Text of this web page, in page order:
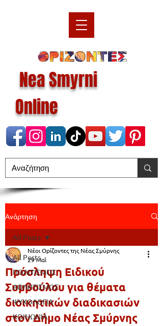
Nea Smyrni
Online
Ανάρτηση
All Posts
ΠΟΛΙΤΙΣΜΟΣ
ΑΘΛΗΤΙΣΜΟΣ
ΨΥΧΟΛΟΓΙΑ
ΚΟΙΝΩΝΙΑ
All Posts
Πρόσληψη Ειδικού
Συμβούλου για θέματα
διοικητικών διαδικασιών
στον Δήμο Νέας Σμύρνης
Νέοι Ορίζοντες της Νέας Σμύρνης
29 Μαΐ